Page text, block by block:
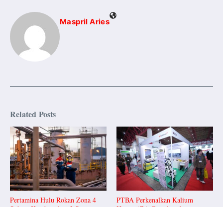
Maspril Aries
Related Posts
Pertamina Hulu Rokan Zona 4
PTBA Perkenalkan Kalium